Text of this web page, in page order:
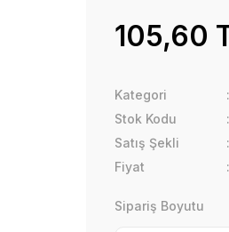
105,60
Kategori
Stok Kodu
Satış Şekli
Fiyat
Sipariş Boyutu